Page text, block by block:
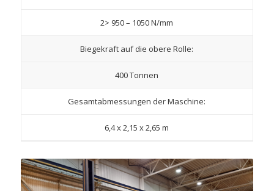
2> 950 – 1050 N/mm
Biegekraft auf die obere Rolle:
400 Tonnen
Gesamtabmessungen der Maschine:
6,4 x 2,15 x 2,65 m